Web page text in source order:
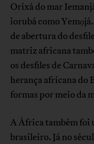
Orixá do mar
iorubá como
de abertura do
matriz africana
os desfiles de
herança africana do
formas por meio da
A África também foi
brasileiro. Já no